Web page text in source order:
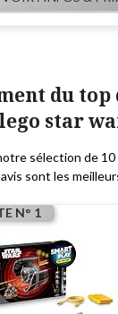
du top
star
sélection de
sont les
N° 1